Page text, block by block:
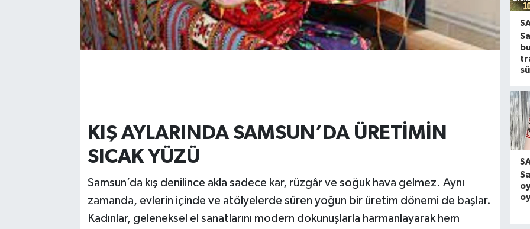
KIŞ AYLARINDA SAMSUN’DA ÜRETİMİN
SICAK YÜZÜ
Samsun’da kış denilince akla sadece kar, rüzgâr ve soğuk hava gelmez. Aynı
zamanda, evlerin içinde ve atölyelerde süren yoğun bir üretim dönemi de başlar.
Kadınlar, geleneksel el sanatlarını modern dokunuşlarla harmanlayarak hem